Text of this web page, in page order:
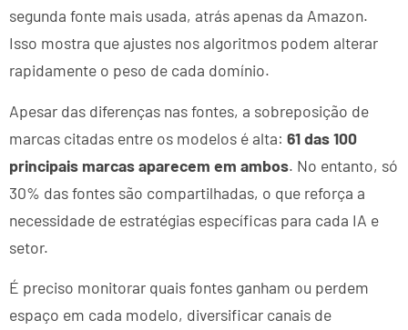
segunda fonte mais usada, atrás apenas da Amazon.
Isso mostra que ajustes nos algoritmos podem alterar
rapidamente o peso de cada domínio.
Apesar das diferenças nas fontes, a sobreposição de
marcas citadas entre os modelos é alta: 61 das 100
principais marcas aparecem em ambos. No entanto, só
30% das fontes são compartilhadas, o que reforça a
necessidade de estratégias específicas para cada IA e
setor.
É preciso monitorar quais fontes ganham ou perdem
espaço em cada modelo, diversificar canais de